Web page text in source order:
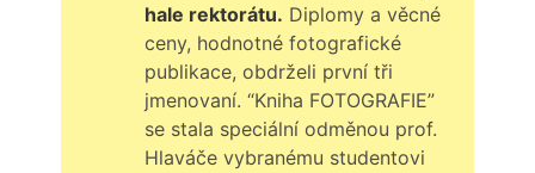
hale rektorátu. Diplomy a věcné
ceny, hodnotné fotografické
publikace, obdrželi první tři
jmenovaní. “Kniha FOTOGRAFIE”
se stala speciální odměnou prof.
Hlaváče vybranému studentovi